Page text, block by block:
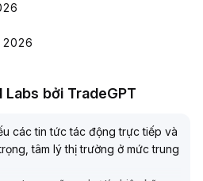
2026
Labs bởi TradeGPT
các tin tức tác động trực tiếp và
tâm lý thị trường ở mức trung